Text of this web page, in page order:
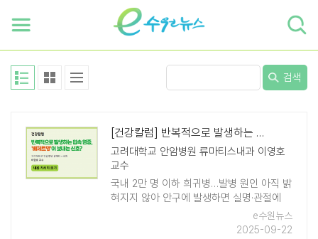
검색
[건강칼럼] 반복적으로 발생하는 입속 염증, '베체트병'이 보내는 신호?
고려대학교 안암병원 류마티스내과 이영호
교수
국내 2만 명 이하 희귀병…발병 원인 아직 밝
혀지지 않아 안구에 발생하면 실명·관절에
생기면 관절염 증상 오 씨(34, 여)는 회사에
서 프로젝트를 맡게 되어 과도한 업무와 ..
e수원뉴스
2025-09-22